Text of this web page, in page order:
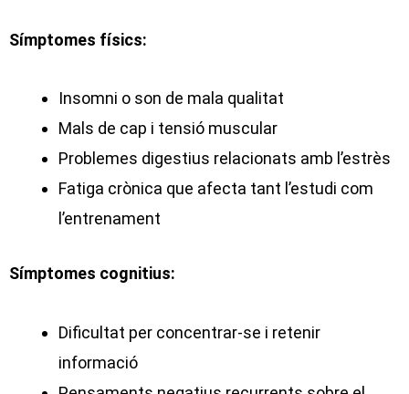
Símptomes físics:
Insomni o son de mala qualitat
Mals de cap i tensió muscular
Problemes digestius relacionats amb l’estrès
Fatiga crònica que afecta tant l’estudi com
l’entrenament
Símptomes cognitius:
Dificultat per concentrar-se i retenir
informació